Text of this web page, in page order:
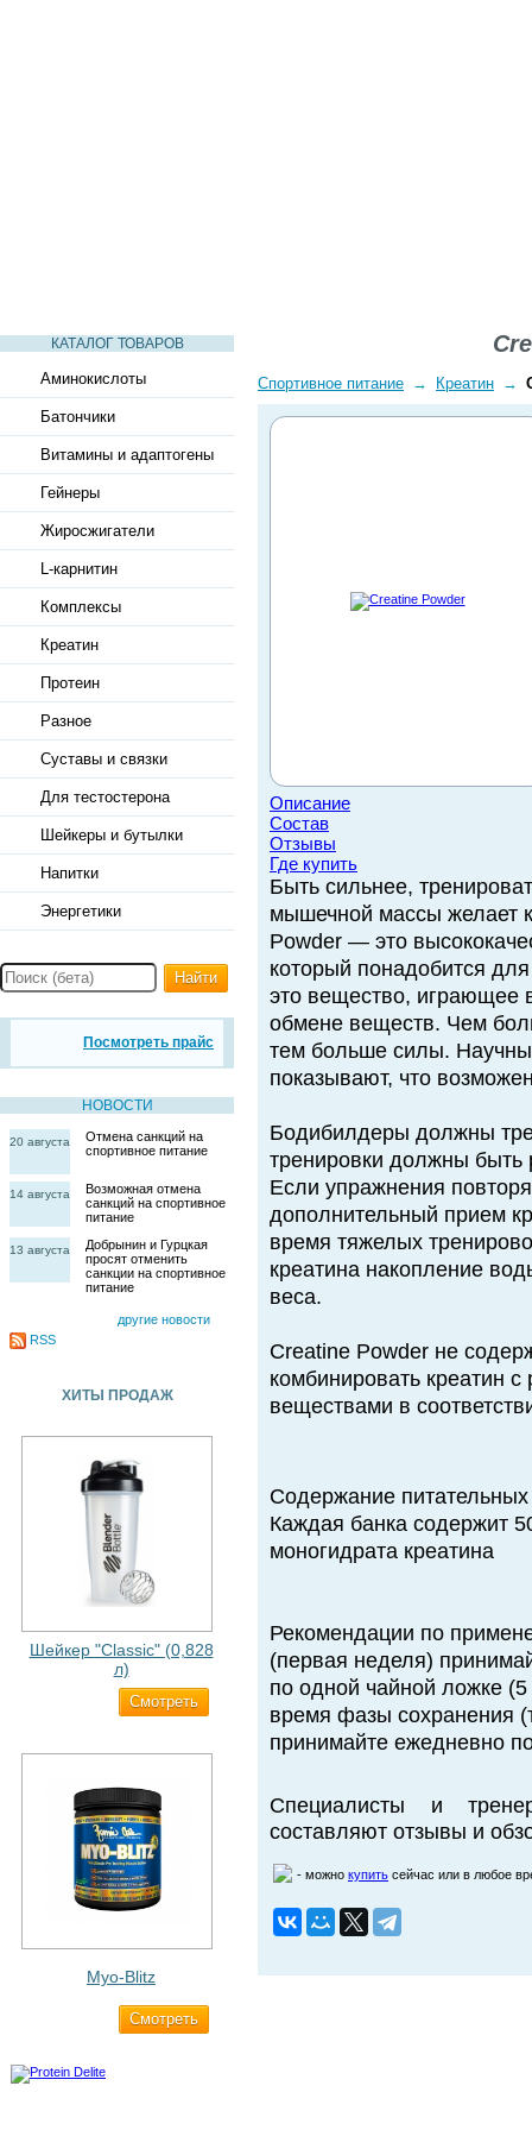
КАТАЛОГ ТОВАРОВ
Аминокислоты
Батончики
Витамины и адаптогены
Гейнеры
Жиросжигатели
L-карнитин
Комплексы
Креатин
Протеин
Разное
Суставы и связки
Для тестостерона
Шейкеры и бутылки
Напитки
Энергетики
Найти
Посмотреть прайс
НОВОСТИ
20 августа
Отмена санкций на
спортивное питание
14 августа
Возможная отмена
санкций на спортивное
питание
13 августа
Добрынин и Гурцкая
просят отменить
санкции на спортивное
питание
другие новости
RSS
ХИТЫ ПРОДАЖ
Шейкер "Classic" (0,828
л)
Cмотреть
Myo-Blitz
Cмотреть
Спортивное питание → Креатин →
Описание
Состав
Отзывы
Где купить
Быть сильнее,
мышечной массы желает
Powder — это
который понадобится
это вещество, играющее
обмене веществ. Чем
тем больше силы.
показывают, что
Бодибилдеры должны
тренировки должны
Если упражнения
дополнительный прием
время тяжелых
креатина накопление
веса.
Creatine Powder не
комбинировать креатин
веществами в
Содержание
Каждая банка содержит
моногидрата креатина
Рекомендации по
(первая неделя)
по одной чайной ложке
время фазы сохранения
принимайте ежедневно
Специалисты и
составляют отзывы и
- можно купить сейчас или в любое